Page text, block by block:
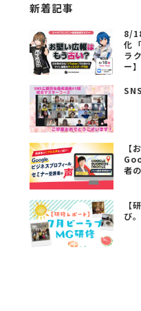
新着記事
8/
化
ラ
ー】
【
者
【
び